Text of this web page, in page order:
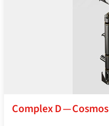
Complex D — Cosmos